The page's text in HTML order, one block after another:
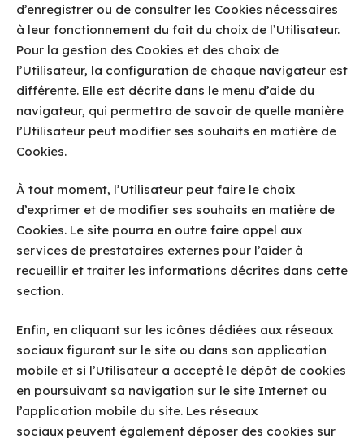
d’enregistrer ou de consulter les Cookies nécessaires
à leur fonctionnement du fait du choix de l’Utilisateur.
Pour la gestion des Cookies et des choix de
l’Utilisateur, la configuration de chaque navigateur est
différente. Elle est décrite dans le menu d’aide du
navigateur, qui permettra de savoir de quelle manière
l’Utilisateur peut modifier ses souhaits en matière de
Cookies.
À tout moment, l’Utilisateur peut faire le choix
d’exprimer et de modifier ses souhaits en matière de
Cookies. Le site pourra en outre faire appel aux
services de prestataires externes pour l’aider à
recueillir et traiter les informations décrites dans cette
section.
Enfin, en cliquant sur les icônes dédiées aux réseaux
sociaux figurant sur le site ou dans son application
mobile et si l’Utilisateur a accepté le dépôt de cookies
en poursuivant sa navigation sur le site Internet ou
l’application mobile du site. Les réseaux
sociaux peuvent également déposer des cookies sur